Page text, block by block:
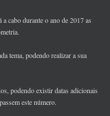
cabo durante o ano de 2017 as
tema, podendo realizar a sua
podendo existir datas adicionais
este número.